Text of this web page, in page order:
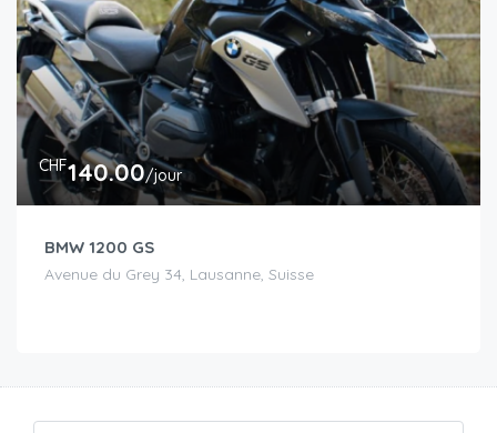
CHF140.00/jour
BMW 1200 GS
Avenue du Grey 34, Lausanne, Suisse